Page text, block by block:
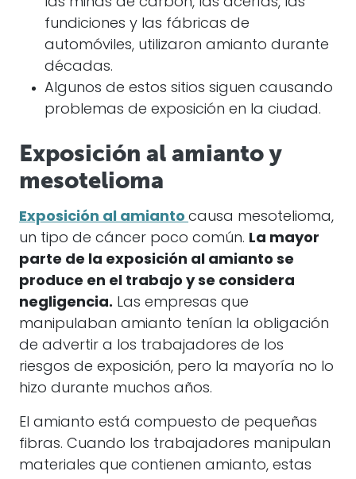
fundiciones y las fábricas de
automóviles, utilizaron amianto durante
décadas.
Algunos de estos sitios siguen causando
problemas de exposición en la ciudad.
Exposición al amianto y
mesotelioma
Exposición al amianto causa mesotelioma,
un tipo de cáncer poco común. La mayor
parte de la exposición al amianto se
produce en el trabajo y se considera
negligencia. Las empresas que
manipulaban amianto tenían la obligación
de advertir a los trabajadores de los
riesgos de exposición, pero la mayoría no lo
hizo durante muchos años.
El amianto está compuesto de pequeñas
fibras. Cuando los trabajadores manipulan
materiales que contienen amianto, estas